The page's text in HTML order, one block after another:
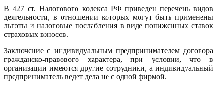
В 427 ст. Налогового кодекса РФ приведен перечень видов
деятельности, в отношении которых могут быть применены
льготы и налоговые послабления в виде пониженных ставок
страховых взносов.
Заключение с индивидуальным предпринимателем договора
гражданско-правового характера, при условии, что в
организации имеются другие сотрудники, а индивидуальный
предприниматель ведет дела не с одной фирмой.